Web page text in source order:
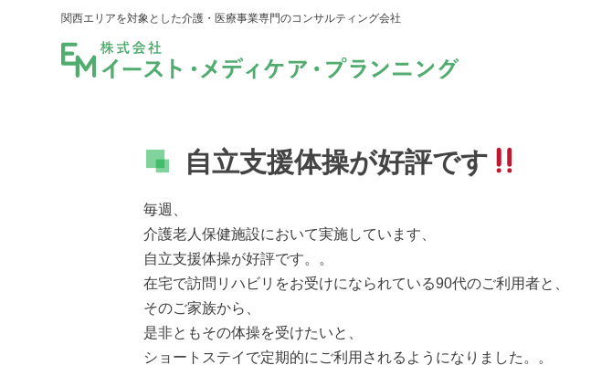
関西エリアを対象とした介護・医療事業専門のコンサルティング会社
自立支援体操が好評です
毎週、
介護老人保健施設において実施しています、
自立支援体操が好評です。。
在宅で訪問リハビリをお受けになられている90代のご利用者と、
そのご家族から、
是非ともその体操を受けたいと、
ショートステイで定期的にご利用されるようになりました。。